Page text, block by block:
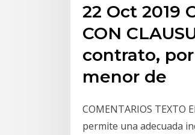
22 Oct 2019
CON
contrato,
menor de
COMENTARIOS TEXTO
permite una adecuada